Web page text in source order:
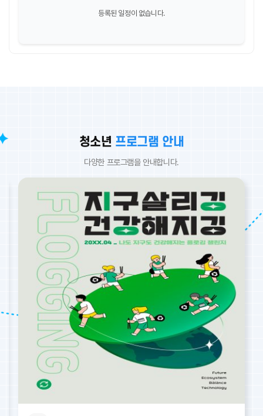
등록된 일정이 없습니다.
청소년 프로그램 안내
다양한 프로그램을 안내합니다.